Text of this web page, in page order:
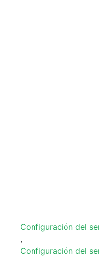
Configuración del
,
Configuración del